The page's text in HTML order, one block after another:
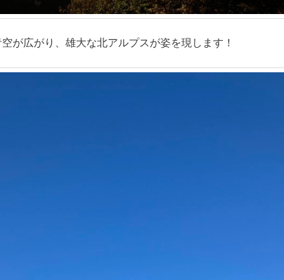
が広がり、雄大な北アルプスが姿を現します！